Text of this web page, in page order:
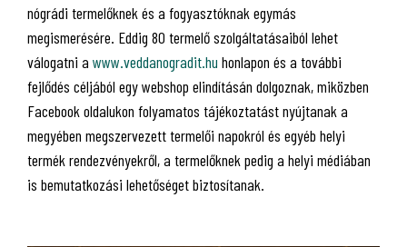
nógrádi termelőknek és a fogyasztóknak egymás
megismerésére. Eddig 80 termelő szolgáltatásaiból lehet
válogatni a www.veddanogradit.hu honlapon és a további
fejlődés céljából egy webshop elindításán dolgoznak, miközben
Facebook oldalukon folyamatos tájékoztatást nyújtanak a
megyében megszervezett termelői napokról és egyéb helyi
termék rendezvényekről, a termelőknek pedig a helyi médiában
is bemutatkozási lehetőséget biztosítanak.